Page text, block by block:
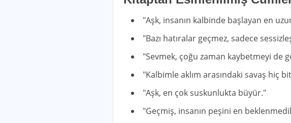
"Aşk, insanın kalbinde başlayan en
"Bazı hatıralar geçmez, sadece
"Sevmek, çoğu zaman kaybetmeyi de
"Kalbimle aklım arasındaki savaş hiç
"Aşk, en çok suskunlukta büyür."
"Geçmiş, insanın peşini en